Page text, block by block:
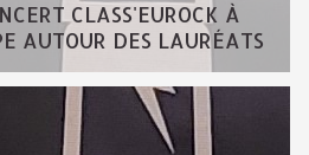
CLASS'EUROCK À
AUTOUR DES LAURÉATS